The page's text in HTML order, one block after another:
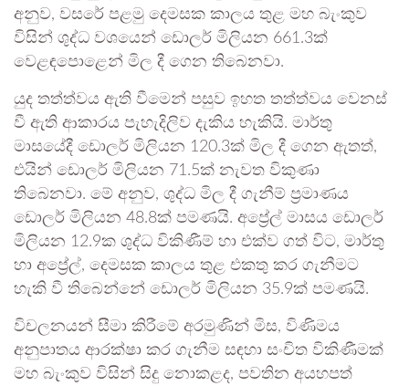
අනුව, වසරේ පළමු දෙමසක කාලය තුළ මහ බැංකුව
විසින් ශුද්ධ වශයෙන් ඩොලර් මිලියන 661.3ක්
වෙළඳපොළෙන් මිල දී ගෙන තිබෙනවා.
යුද තත්ත්වය ඇති වීමෙන් පසුව ඉහත තත්ත්වය වෙනස්
වී ඇති ආකාරය පැහැදිලිව දැකිය හැකියි. මාර්තු
මාසයේදී ඩොලර් මිලියන 120.3ක් මිල දී ගෙන ඇතත්,
එයින් ඩොලර් මිලියන 71.5ක් නැවත විකුණා
තිබෙනවා. මේ අනුව, ශුද්ධ මිල දී ගැනීම් ප්‍රමාණය
ඩොලර් මිලියන 48.8ක් පමණයි. අප්‍රේල් මාසය ඩොලර්
මිලියන 12.9ක ශුද්ධ විකිණීම් හා එක්ව ගත් විට, මාර්තු
හා අප්‍රේල්, දෙමසක කාලය තුළ එකතු කර ගැනීමට
හැකි වී තිබෙන්නේ ඩොලර් මිලියන 35.9ක් පමණයි.
විචලනයන් සීමා කිරීමේ අරමුණින් මිස, විණිමය
අනුපාතය ආරක්ෂා කර ගැනීම සඳහා සංචිත විකිණීමක්
මහ බැංකුව විසින් සිදු නොකළද, පවතින අයහපත්